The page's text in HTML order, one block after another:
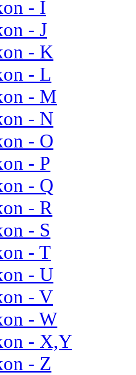
- I
- J
- K
- L
- M
- N
- O
- P
- Q
- R
- S
- T
- U
- V
- W
- X,Y
- Z